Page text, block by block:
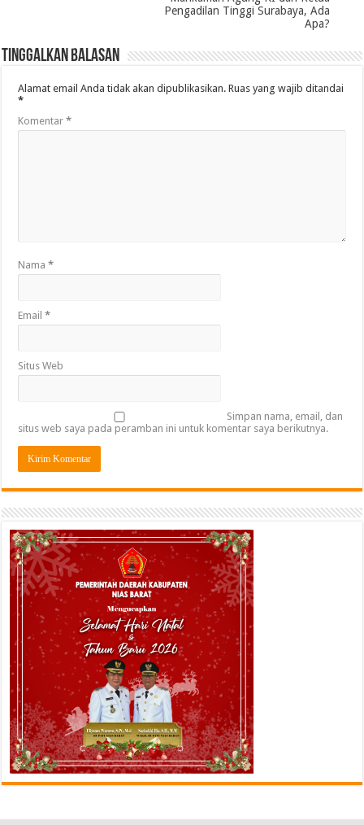
Pengadilan Tinggi Surabaya, Ada
Apa?
Tinggalkan Balasan
Alamat email Anda tidak akan dipublikasikan. Ruas yang wajib ditandai
*
Komentar*
Nama*
Email*
Situs Web
Simpan nama, email, dan
situs web saya pada peramban ini untuk komentar saya berikutnya.